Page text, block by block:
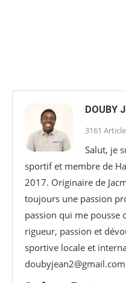
DOUBY
3161
Salut, je
sportif et membre de
2017. Originaire de
toujours une passion
passion qui me pousse
rigueur, passion et
sportive locale et